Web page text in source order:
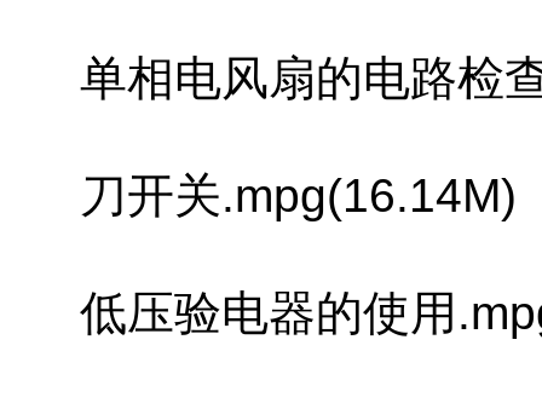
单相电风扇的电路检
刀开关.mpg(16.14M)
低压验电器的使用